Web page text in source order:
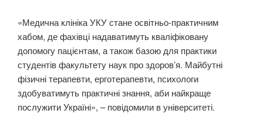
«Медична клініка УКУ стане освітньо-практичним
хабом, де фахівці надаватимуть кваліфіковану
допомогу пацієнтам, а також базою для практики
студентів факультету наук про здоровʼя. Майбутні
фізичні терапевти, ерготерапевти, психологи
здобуватимуть практичні знання, аби найкраще
послужити Україні», – повідомили в університеті.